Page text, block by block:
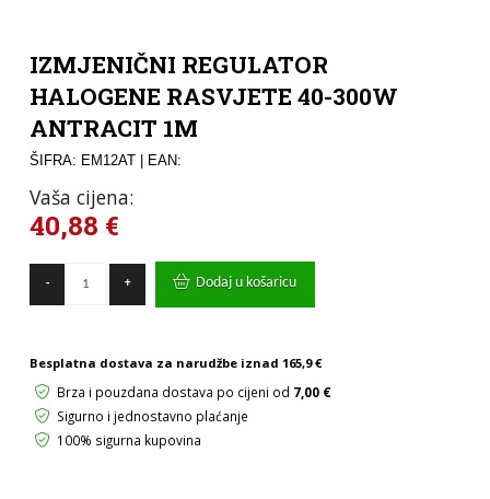
IZMJENIČNI REGULATOR
HALOGENE RASVJETE 40-300W
ANTRACIT 1M
ŠIFRA: EM12AT| EAN:
Vaša cijena:
40,88 €
-
REGULATOR
HALOGENE
300W
količina
+ Dodaj u košaricu
Besplatna dostava za narudžbe iznad 165,9 €
Brza i pouzdana dostava po cijeni od 7,00 €
Sigurno i jednostavno plaćanje
100% sigurna kupovina